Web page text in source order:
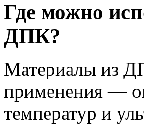
Где можно
ДПК?
Материалы из
применения —
температур и